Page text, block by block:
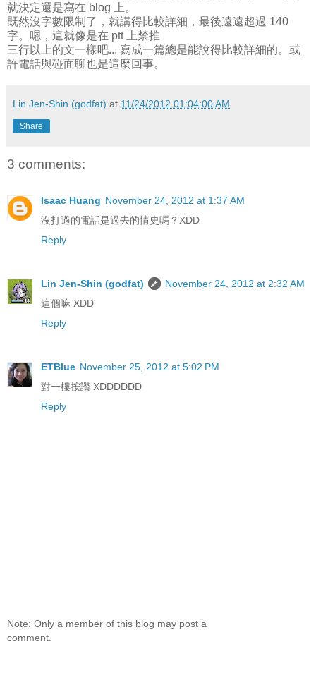
就決定還是寫在 blog 上。
既然沒字數限制了，就講得比較詳細，最後遠遠超過 140
字。嗯，這就像是在 ptt 上禁推
三行以上的文一樣吧... 寫成一篇總是能說得比較詳細的。或
許電話與碰面聊也是這麼回事。
Lin Jen-Shin (godfat) at 11/24/2012 01:04:00 AM
Share
3 comments:
Isaac Huang November 24, 2012 at 1:37 AM
沒打過的電話是過去的情史嗎？XDD
Reply
Lin Jen-Shin (godfat)
November 24, 2012 at 2:32 AM
這個嘛 XDD
Reply
ETBlue November 25, 2012 at 5:02 PM
對一樓按讚 XDDDDDD
Reply
Note: Only a member of this blog may post a
comment.